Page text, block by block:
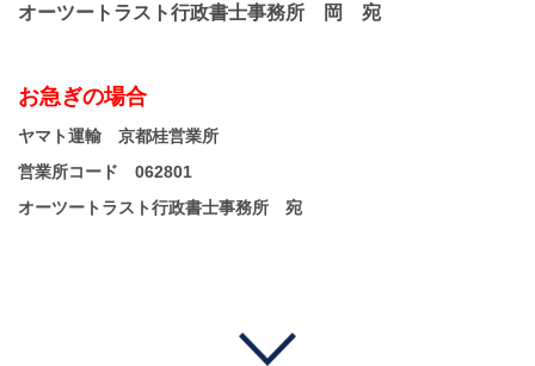
オーツートラスト行政書士事務所 岡 宛
お急ぎの場合
ヤマト運輸 京都桂営業所
営業所コード 062801
オーツートラスト行政書士事務所 宛